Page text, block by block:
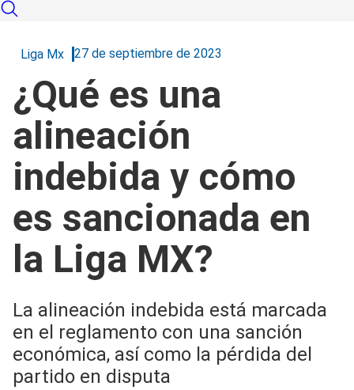
Liga Mx 27 de septiembre de 2023
¿Qué es una
alineación
indebida y cómo
es sancionada en
la Liga MX?
La alineación indebida está marcada
en el reglamento con una sanción
económica, así como la pérdida del
partido en disputa